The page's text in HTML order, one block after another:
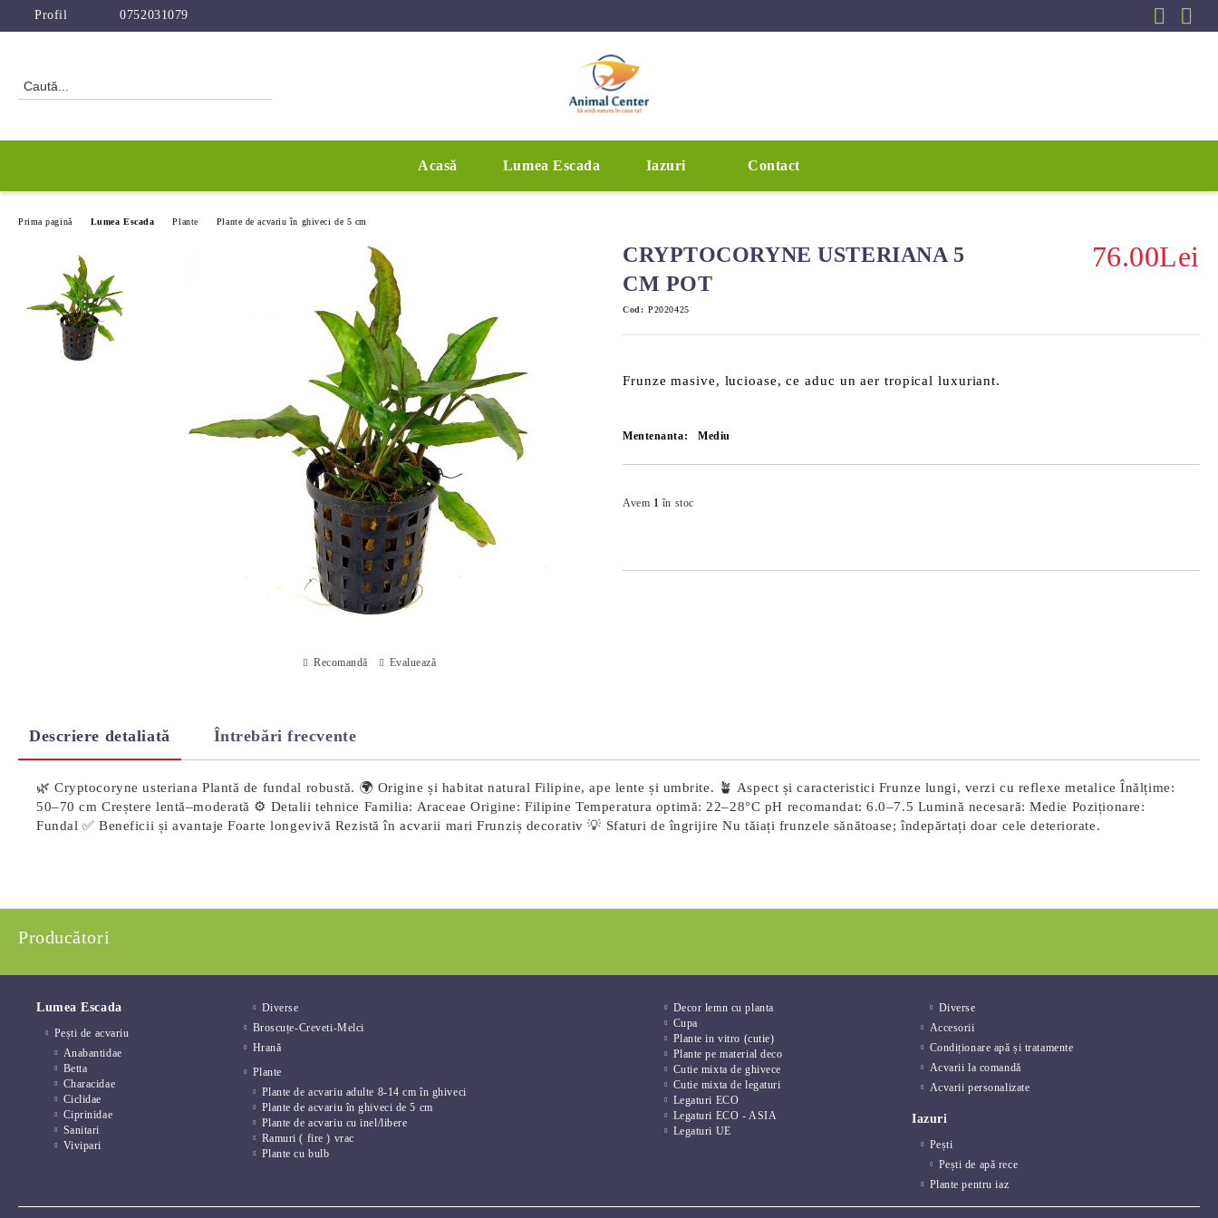
Profil 0752031079
Acasă Lumea Escada Iazuri Contact
Prima pagină Lumea Escada Plante Plante de acvariu în ghiveci de 5 cm
CRYPTOCORYNE USTERIANA 5
CM POT
76.00Lei
Cod: P2020425
Frunze masive, lucioase, ce aduc un aer tropical luxuriant.
Mentenanta: Mediu
Avem 1 în stoc
Recomandă Evaluează
Descriere detaliată Întrebări frecvente
🌿 Cryptocoryne usteriana Plantă de fundal robustă. 🌍 Origine și habitat natural Filipine, ape lente și umbrite. 🪴 Aspect și caracteristici Frunze lungi, verzi cu reflexe metalice Înălțime:
50–70 cm Creștere lentă–moderată ⚙️ Detalii tehnice Familia: Araceae Origine: Filipine Temperatura optimă: 22–28°C pH recomandat: 6.0–7.5 Lumină necesară: Medie Poziționare:
Fundal ✅ Beneficii și avantaje Foarte longevivă Rezistă în acvarii mari Frunziș decorativ 💡 Sfaturi de îngrijire Nu tăiați frunzele sănătoase; îndepărtați doar cele deteriorate.
Producători
Lumea Escada
Pești de acvariu
Anabantidae
Betta
Characidae
Ciclidae
Ciprinidae
Sanitari
Vivipari
Diverse
Broscuțe-Creveti-Melci
Hrană
Plante
Plante de acvariu adulte 8-14 cm în ghiveci
Plante de acvariu în ghiveci de 5 cm
Plante de acvariu cu inel/libere
Ramuri ( fire ) vrac
Plante cu bulb
Decor lemn cu planta
Cupa
Plante in vitro (cutie)
Plante pe material deco
Cutie mixta de ghivece
Cutie mixta de legaturi
Legaturi ECO
Legaturi ECO - ASIA
Legaturi UE
Diverse
Accesorii
Condiționare apă și tratamente
Acvarii la comandă
Acvarii personalizate
Iazuri
Pești
Pești de apă rece
Plante pentru iaz